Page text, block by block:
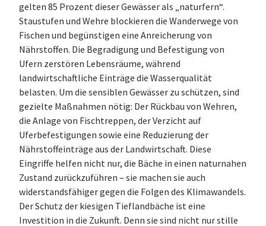
gelten 85 Prozent dieser Gewässer als „naturfern“.
Staustufen und Wehre blockieren die Wanderwege von
Fischen und begünstigen eine Anreicherung von
Nährstoffen. Die Begradigung und Befestigung von
Ufern zerstören Lebensräume, während
landwirtschaftliche Einträge die Wasserqualität
belasten. Um die sensiblen Gewässer zu schützen, sind
gezielte Maßnahmen nötig: Der Rückbau von Wehren,
die Anlage von Fischtreppen, der Verzicht auf
Uferbefestigungen sowie eine Reduzierung der
Nährstoffeinträge aus der Landwirtschaft. Diese
Eingriffe helfen nicht nur, die Bäche in einen naturnahen
Zustand zurückzuführen – sie machen sie auch
widerstandsfähiger gegen die Folgen des Klimawandels.
Der Schutz der kiesigen Tieflandbäche ist eine
Investition in die Zukunft. Denn sie sind nicht nur stille